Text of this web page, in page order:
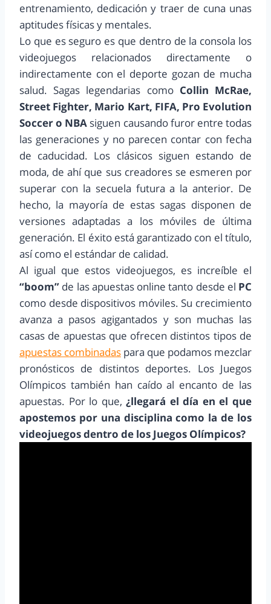
entrenamiento, dedicación y traer de cuna unas
aptitudes físicas y mentales.
Lo que es seguro es que dentro de la consola los
videojuegos relacionados directamente o
indirectamente con el deporte gozan de mucha
salud. Sagas legendarias como Collin McRae,
Street Fighter, Mario Kart, FIFA, Pro Evolution
Soccer o NBA siguen causando furor entre todas
las generaciones y no parecen contar con fecha
de caducidad. Los clásicos siguen estando de
moda, de ahí que sus creadores se esmeren por
superar con la secuela futura a la anterior. De
hecho, la mayoría de estas sagas disponen de
versiones adaptadas a los móviles de última
generación. El éxito está garantizado con el título,
así como el estándar de calidad.
Al igual que estos videojuegos, es increíble el
“boom” de las apuestas online tanto desde el PC
como desde dispositivos móviles. Su crecimiento
avanza a pasos agigantados y son muchas las
casas de apuestas que ofrecen distintos tipos de
apuestas combinadas para que podamos mezclar
pronósticos de distintos deportes. Los Juegos
Olímpicos también han caído al encanto de las
apuestas. Por lo que,¿llegará el día en el que
apostemos por una disciplina como la de los
videojuegos dentro de los Juegos Olímpicos?